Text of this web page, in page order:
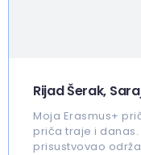
Rijad Šerak,
Moja Erasmus+
priča traje i
prisustvovao